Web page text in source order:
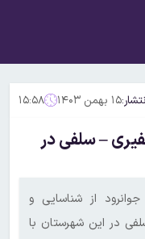
۱۵ بهمن ۱۴۰۳ ۱۵:۵۸
– سلفی در
از شناسایی و
در این شهرستان با